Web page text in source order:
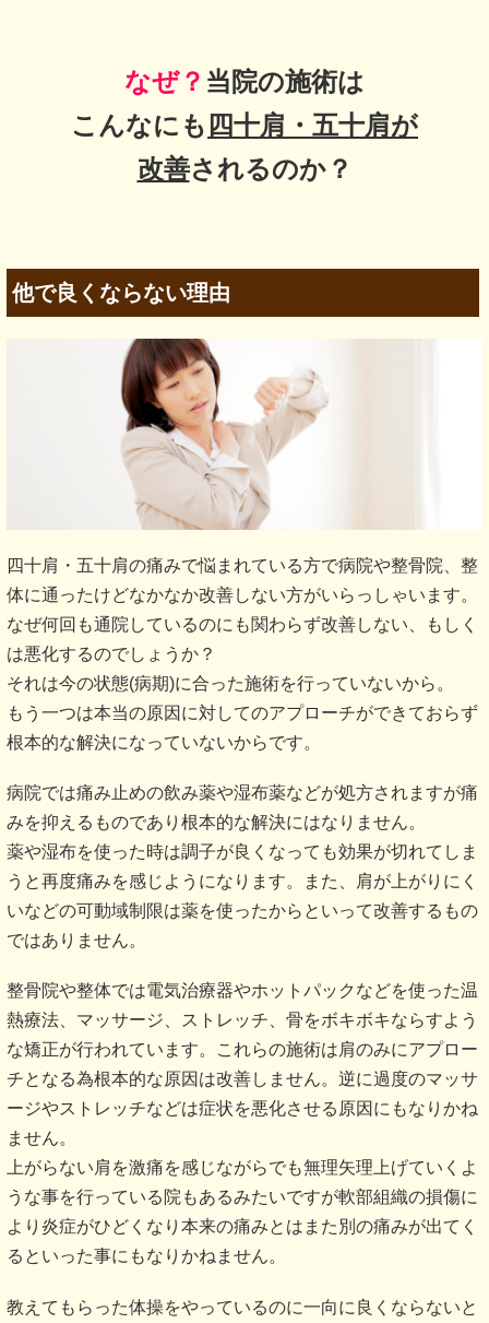
なぜ？ 当院の施術は
こんなにも 四十肩・五十肩が
改善されるのか？
他で良くならない理由
四十肩・五十肩の痛みで悩まれている方で病院や整骨院、整
体に通ったけどなかなか改善しない方がいらっしゃいます。
なぜ何回も通院しているのにも関わらず改善しない、もしく
は悪化するのでしょうか？
それは今の状態(病期)に合った施術を行っていないから。
もう一つは本当の原因に対してのアプローチができておらず
根本的な解決になっていないからです。
病院では痛み止めの飲み薬や湿布薬などが処方されますが痛
みを抑えるものであり根本的な解決にはなりません。
薬や湿布を使った時は調子が良くなっても効果が切れてしま
うと再度痛みを感じようになります。また、肩が上がりにく
いなどの可動域制限は薬を使ったからといって改善するもの
ではありません。
整骨院や整体では電気治療器やホットパックなどを使った温
熱療法、マッサージ、ストレッチ、骨をボキボキならすよう
な矯正が行われています。これらの施術は肩のみにアプロー
チとなる為根本的な原因は改善しません。逆に過度のマッサ
ージやストレッチなどは症状を悪化させる原因にもなりかね
ません。
上がらない肩を激痛を感じながらでも無理矢理上げていくよ
うな事を行っている院もあるみたいですが軟部組織の損傷に
より炎症がひどくなり本来の痛みとはまた別の痛みが出てく
るといった事にもなりかねません。
教えてもらった体操をやっているのに一向に良くならないと